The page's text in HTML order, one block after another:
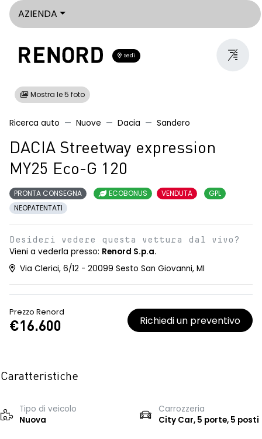
AZIENDA
Sedi
Mostra le 5 foto
Ricerca auto Nuove Dacia Sandero
DACIA Streetway expression
MY25 Eco-G 120
PRONTA CONSEGNA ECOBONUS VENDUTA
GPL
NEOPATENTATI
Desideri vedere questa vettura dal vivo?
Vieni a vederla presso: Renord S.p.a.
Via Clerici, 6/12 - 20099 Sesto San Giovanni, MI
Prezzo Renord
€16.600 Richiedi un preventivo
Caratteristiche
Tipo di veicolo
Nuova
Carrozzeria
City Car, 5 porte, 5 posti